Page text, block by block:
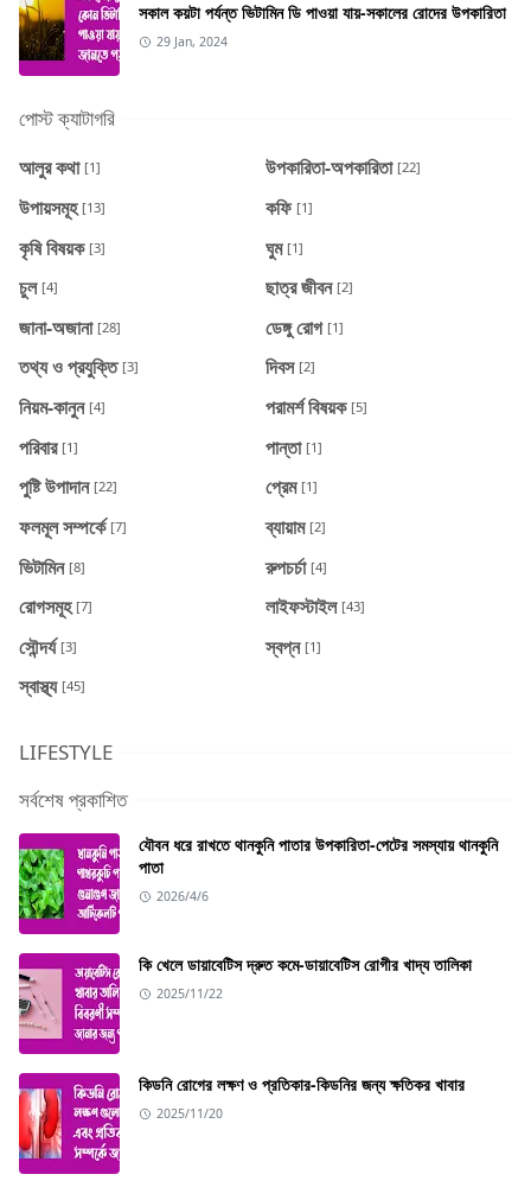
সকাল কয়টা পর্যন্ত ভিটামিন ডি পাওয়া যায়-সকালের রোদের উপকারিতা
29 Jan, 2024
পোস্ট ক্যাটাগরি
আলুর কথা [1] উপকারিতা-অপকারিতা [22]
উপায়সমূহ [13] কফি [1]
কৃষি বিষয়ক [3] ঘুম [1]
চুল [4] ছাত্র জীবন [2]
জানা-অজানা [28] ডেঙ্গু রোগ [1]
তথ্য ও প্রযুক্তি [3] দিবস [2]
নিয়ম-কানুন [4] পরামর্শ বিষয়ক [5]
পরিবার [1] পান্তা [1]
পুষ্টি উপাদান [22] প্রেম [1]
ফলমূল সম্পর্কে [7] ব্যায়াম [2]
ভিটামিন [8] রুপচর্চা [4]
রোগসমূহ [7] লাইফস্টাইল [43]
সৌন্দর্য [3] স্বপ্ন [1]
স্বাস্থ্য [45]
LIFESTYLE
সর্বশেষ প্রকাশিত
যৌবন ধরে রাখতে থানকুনি পাতার উপকারিতা-পেটের সমস্যায় থানকুনি
পাতা
2026/4/6
কি খেলে ডায়াবেটিস দ্রুত কমে-ডায়াবেটিস রোগীর খাদ্য তালিকা
2025/11/22
কিডনি রোগের লক্ষণ ও প্রতিকার-কিডনির জন্য ক্ষতিকর খাবার
2025/11/20